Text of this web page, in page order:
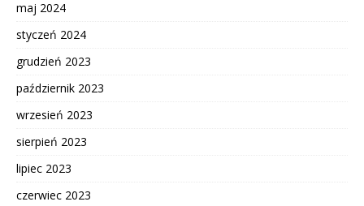
maj 2024
styczeń 2024
grudzień 2023
październik 2023
wrzesień 2023
sierpień 2023
lipiec 2023
czerwiec 2023